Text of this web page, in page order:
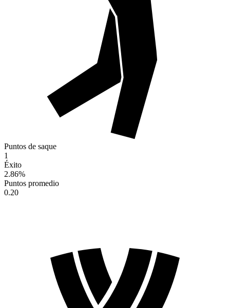
Puntos de saque
1
Éxito
2.86%
Puntos promedio
0.20